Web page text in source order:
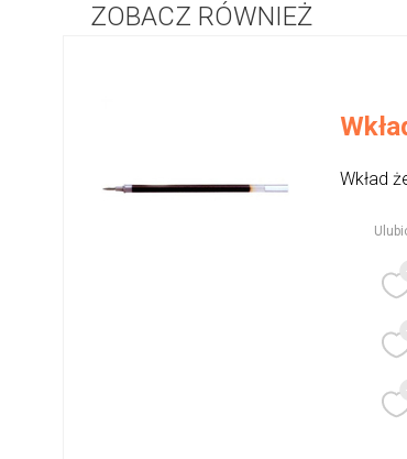
ZOBACZ RÓWNIEŻ
Wkład